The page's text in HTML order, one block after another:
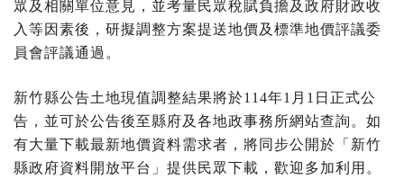
眾及相關單位意見，並考量民眾稅賦負擔及政府財政收
入等因素後，研擬調整方案提送地價及標準地價評議委
員會評議通過。
新竹縣公告土地現值調整結果將於114年1月1日正式公
告，並可於公告後至縣府及各地政事務所網站查詢。如
有大量下載最新地價資料需求者，將同步公開於「新竹
縣政府資料開放平台」提供民眾下載，歡迎多加利用。